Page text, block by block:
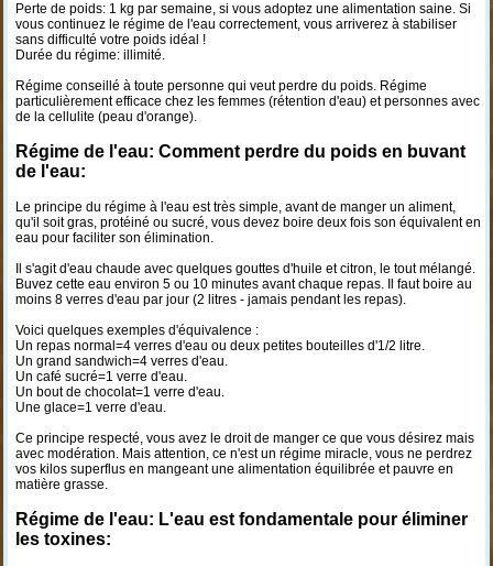
Perte de poids: 1 kg par semaine, si vous adoptez une alimentation saine. Si
vous continuez le régime de l'eau correctement, vous arriverez à stabiliser
sans difficulté votre poids idéal !
Durée du régime: illimité.
Régime conseillé à toute personne qui veut perdre du poids. Régime
particulièrement efficace chez les femmes (rétention d'eau) et personnes avec
de la cellulite (peau d'orange).
Régime de l'eau: Comment perdre du poids en buvant
de l'eau:
Le principe du régime à l'eau est très simple, avant de manger un aliment,
qu'il soit gras, protéiné ou sucré, vous devez boire deux fois son équivalent en
eau pour faciliter son élimination.
Il s'agit d'eau chaude avec quelques gouttes d'huile et citron, le tout mélangé.
Buvez cette eau environ 5 ou 10 minutes avant chaque repas. Il faut boire au
moins 8 verres d'eau par jour (2 litres - jamais pendant les repas).
Voici quelques exemples d'équivalence :
Un repas normal=4 verres d'eau ou deux petites bouteilles d'1/2 litre.
Un grand sandwich=4 verres d'eau.
Un café sucré=1 verre d'eau.
Un bout de chocolat=1 verre d'eau.
Une glace=1 verre d'eau.
Ce principe respecté, vous avez le droit de manger ce que vous désirez mais
avec modération. Mais attention, ce n'est un régime miracle, vous ne perdrez
vos kilos superflus en mangeant une alimentation équilibrée et pauvre en
matière grasse.
Régime de l'eau: L'eau est fondamentale pour éliminer
les toxines: